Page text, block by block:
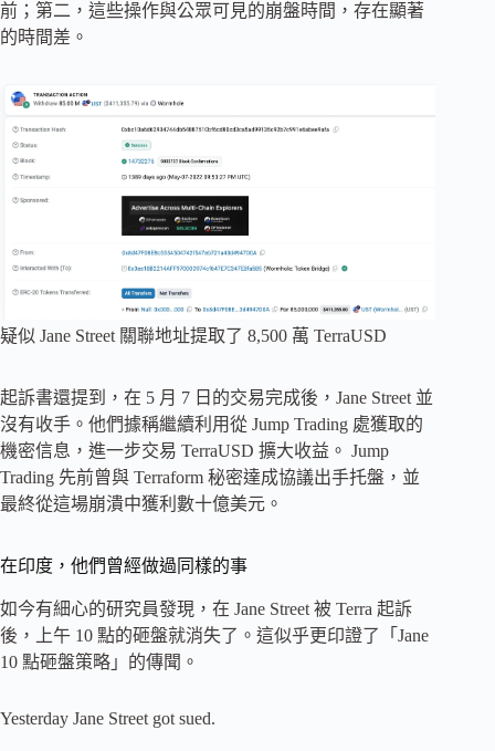
前；第二，這些操作與公眾可見的崩盤時間，存在顯著
的時間差。
疑似 Jane Street 關聯地址提取了 8,500 萬 TerraUSD
起訴書還提到，在 5 月 7 日的交易完成後，Jane Street 並
沒有收手。他們據稱繼續利用從 Jump Trading 處獲取的
機密信息，進一步交易 TerraUSD 擴大收益。 Jump
Trading 先前曾與 Terraform 秘密達成協議出手托盤，並
最終從這場崩潰中獲利數十億美元。
在印度，他們曾經做過同樣的事
如今有細心的研究員發現，在 Jane Street 被 Terra 起訴
後，上午 10 點的砸盤就消失了。這似乎更印證了「Jane
10 點砸盤策略」的傳聞。
Yesterday Jane Street got sued.